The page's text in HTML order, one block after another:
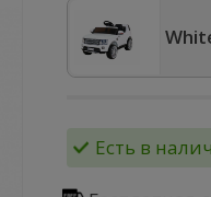
Есть в